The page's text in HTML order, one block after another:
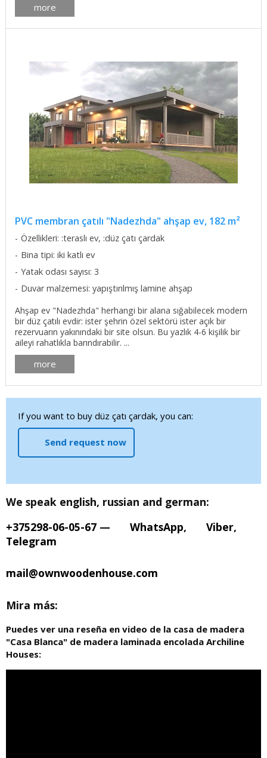
more
PVC membran çatılı "Nadezhda" ahşap ev, 182 m²
Özellikleri: :teraslı ev, :düz çatı çardak
Bina tipi: iki katlı ev
Yatak odası sayısı: 3
Duvar malzemesi: yapıştırılmış lamine ahşap
Ahşap ev "Nadezhda" herhangi bir alana sığabilecek modern
bir düz çatılı evdir: ister şehrin özel sektörü ister açık bir
rezervuarın yakınındaki bir site olsun. Bu yazlık 4-6 kişilik bir
aileyi rahatlıkla barındırabilir. ...
more
If you want to buy düz çatı çardak, you can:
Send request now
We speak english, russian and german:
+375298-06-05-67 — WhatsApp, Viber,
Telegram
mail@ownwoodenhouse.com
Mira más:
Puedes ver una reseña en video de la casa de madera
"Casa Blanca" de madera laminada encolada Archiline
Houses: